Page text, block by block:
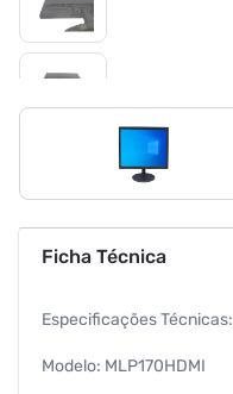
Ficha Técnica
Especificações Técnicas:
Modelo: MLP170HDMI